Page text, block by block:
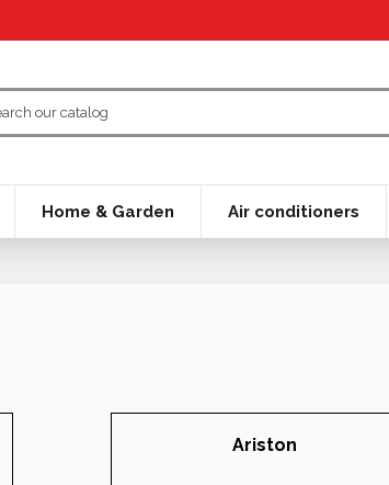
Home & Garden Air conditioners
Ariston